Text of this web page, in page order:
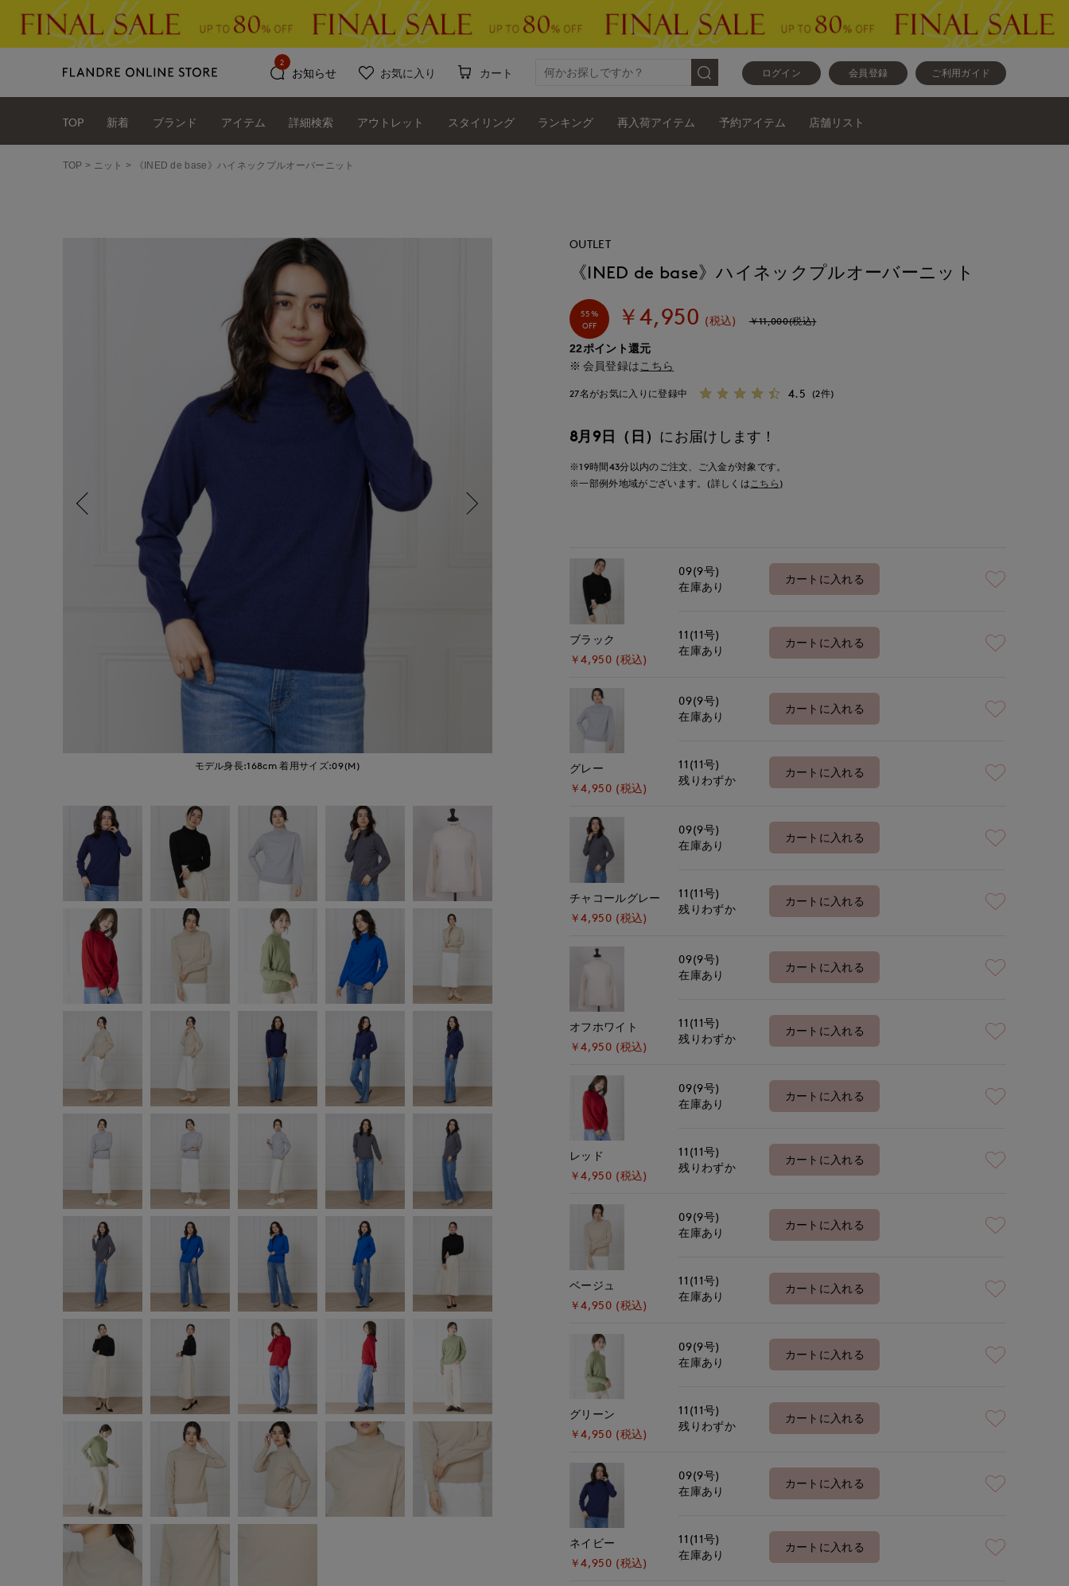
ログイン 会員登録 ご利用ガイド
お知らせ
2
お気に入り カート
TOP 新着 ブランド アイテム 詳細検索 アウトレット スタイリング ランキング 再入荷アイテム 予約アイテム 店舗リスト
TOP ニット 《INED de base》ハイネックプルオーバーニット
モデル身長:168cm 着用サイズ:09(M) モデル身長:168cm 着用サイズ:09(M)
OUTLET
《INED de base》ハイネックプルオーバーニット
55%
OFF
￥4,950 (税込) ￥11,000(税込)
22ポイント還元
会員登録は こちら
27名がお気に入りに登録中 4.5 (2件)
8月9日（日） にお届けします！
※19時間43分以内のご注文、ご入金が対象です。
※一部例外地域がございます。(詳しくはこちら )
ブラック
￥4,950 (税込)
09(9号)
在庫あり
カートに入れる
11(11号)
在庫あり
カートに入れる
グレー
￥4,950 (税込)
09(9号)
在庫あり
カートに入れる
11(11号)
残りわずか
カートに入れる
チャコールグレー
￥4,950 (税込)
09(9号)
在庫あり
カートに入れる
11(11号)
残りわずか
カートに入れる
オフホワイト
￥4,950 (税込)
09(9号)
在庫あり
カートに入れる
11(11号)
残りわずか
カートに入れる
レッド
￥4,950 (税込)
09(9号)
在庫あり
カートに入れる
11(11号)
残りわずか
カートに入れる
ベージュ
￥4,950 (税込)
09(9号)
在庫あり
カートに入れる
11(11号)
在庫あり
カートに入れる
グリーン
￥4,950 (税込)
09(9号)
在庫あり
カートに入れる
11(11号)
残りわずか
カートに入れる
ネイビー
￥4,950 (税込)
09(9号)
在庫あり
カートに入れる
11(11号)
在庫あり
カートに入れる